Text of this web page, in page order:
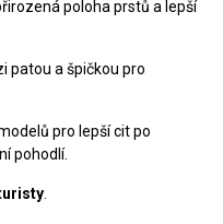
poloha prstů a lepší
patou a špičkou pro
pro lepší cit po
pohodlí.